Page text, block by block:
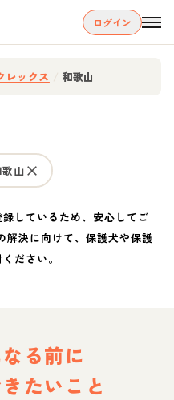
ログイン
レックス 和歌山
歌山
しているため、安心してご
解決に向けて、保護犬や保護
ださい。
る前に
たいこと